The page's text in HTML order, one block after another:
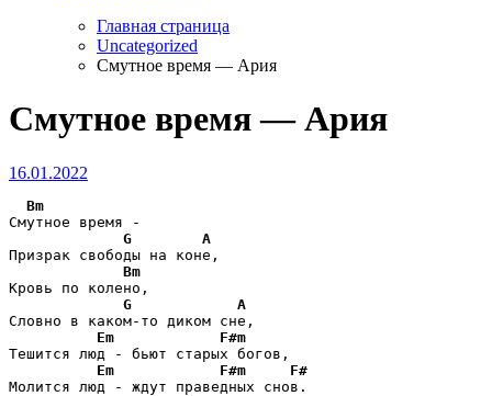
Главная страница
Uncategorized
Смутное время — Ария
Смутное время — Ария
16.01.2022
Bm
Смутное время -
G
A
Призрак свободы на коне,
Bm
Кровь по колено,
G
A
Словно в каком-то диком сне,
Em
F#m
Тешится люд - бьют старых богов,
Em
F#m
F#
Молится люд - ждут праведных снов.